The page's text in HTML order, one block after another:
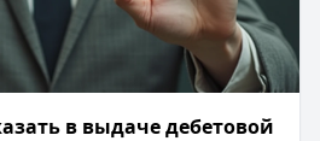
в выдаче дебетовой